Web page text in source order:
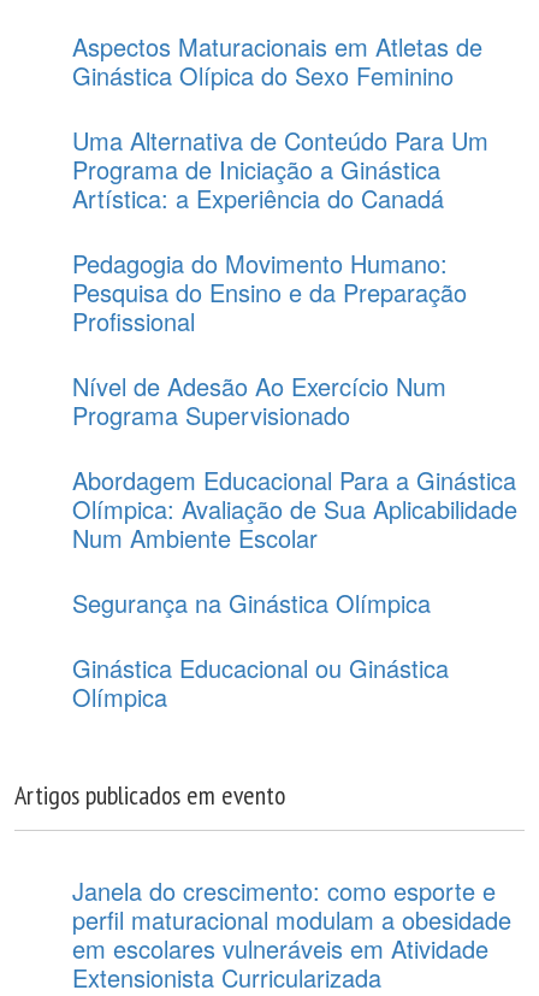
Aspectos Maturacionais em Atletas de
Ginástica Olípica do Sexo Feminino
Uma Alternativa de Conteúdo Para Um
Programa de Iniciação a Ginástica
Artística: a Experiência do Canadá
Pedagogia do Movimento Humano:
Pesquisa do Ensino e da Preparação
Profissional
Nível de Adesão Ao Exercício Num
Programa Supervisionado
Abordagem Educacional Para a Ginástica
Olímpica: Avaliação de Sua Aplicabilidade
Num Ambiente Escolar
Segurança na Ginástica Olímpica
Ginástica Educacional ou Ginástica
Olímpica
Artigos publicados em evento
Janela do crescimento: como esporte e
perfil maturacional modulam a obesidade
em escolares vulneráveis em Atividade
Extensionista Curricularizada